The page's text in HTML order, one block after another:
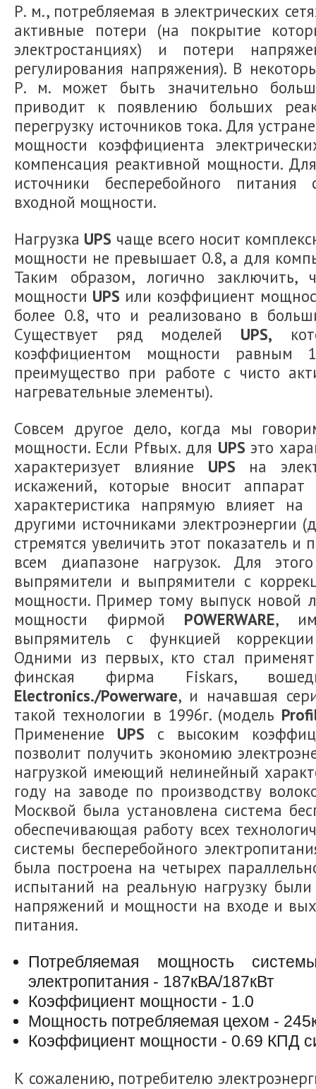
Р. м., потребляемая в электрических
активные потери (на покрытие
электростанциях) и потери
регулирования напряжения). В
Р. м. может быть значительно
приводит к появлению больших
перегрузку источников тока. Для
мощности коэффициента
компенсация реактивной мощности.
источники бесперебойного
входной мощности.
Нагрузка UPS чаще всего носит
мощности не превышает 0.8, а для
Таким образом, логично заключить,
мощности UPS или коэффициент
более 0.8, что и реализовано в
Существует ряд моделей UPS,
коэффициентом мощности равным
преимущество при работе с чисто
нагревательные элементы).
Совсем другое дело, когда мы
мощности. Если Pfвых. для UPS это
характеризует влияние UPS на
искажений, которые вносит
характеристика напрямую влияет
другими источниками электроэнергии
стремятся увеличить этот показатель
всем диапазоне нагрузок. Для
выпрямители и выпрямители с
мощности. Пример тому выпуск новой
мощности фирмой POWERWARE,
выпрямитель с функцией
Одними из первых, кто стал
финская фирма Fiskars,
Electronics./Powerware, и начавшая
такой технологии в 1996г. (модель
Применение UPS с высоким
позволит получить экономию
нагрузкой имеющий нелинейный
году на заводе по производству
Москвой была установлена система
обеспечивающая работу всех
системы бесперебойного
была построена на четырех
испытаний на реальную нагрузку
напряжений и мощности на входе и
питания.
Потребляемая мощность
электропитания - 187кВА/187кВт
Коэффициент мощности - 1.0
Мощность потребляемая цехом -
Коэффициент мощности - 0.69 КПД
К сожалению, потребителю